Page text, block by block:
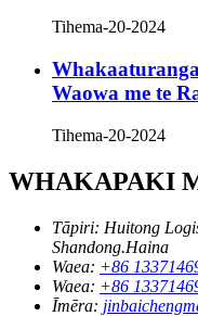
Tihema-20-2024
Waowa me te
Tihema-20-2024
WHAKAPAKI
Tāpiri: Huitong
Shandong.Haina
Waea: +86
Waea: +86
Īmēra: